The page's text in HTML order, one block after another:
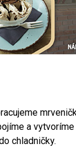
a vytvoríme
chladničky.